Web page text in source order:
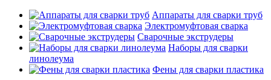
Аппараты для сварки труб
Электромуфтовая сварка
Сварочные экструдеры
Наборы для сварки
линолеума
Фены для сварки пластика